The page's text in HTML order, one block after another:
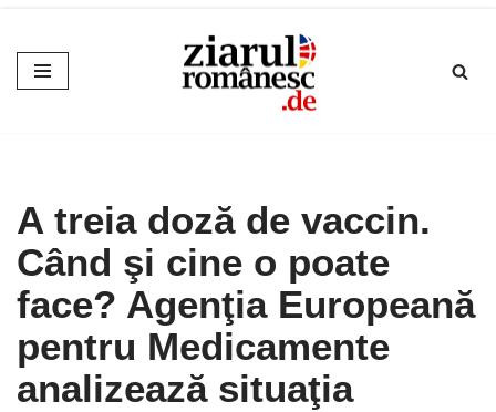
Sari
la
A treia doză de vaccin.
Când şi cine o poate
face? Agenţia Europeană
pentru Medicamente
analizează situaţia